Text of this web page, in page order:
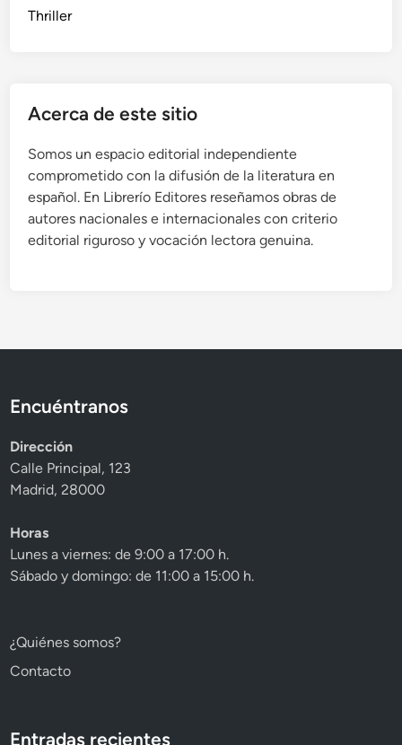
Thriller
Acerca de este sitio
Somos un espacio editorial independiente
comprometido con la difusión de la literatura en
español. En Librerío Editores reseñamos obras de
autores nacionales e internacionales con criterio
editorial riguroso y vocación lectora genuina.
Encuéntranos
Dirección
Calle Principal, 123
Madrid, 28000
Horas
Lunes a viernes: de 9:00 a 17:00 h.
Sábado y domingo: de 11:00 a 15:00 h.
¿Quiénes somos?
Contacto
Entradas recientes